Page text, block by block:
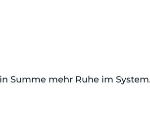
Summe mehr Ruhe im